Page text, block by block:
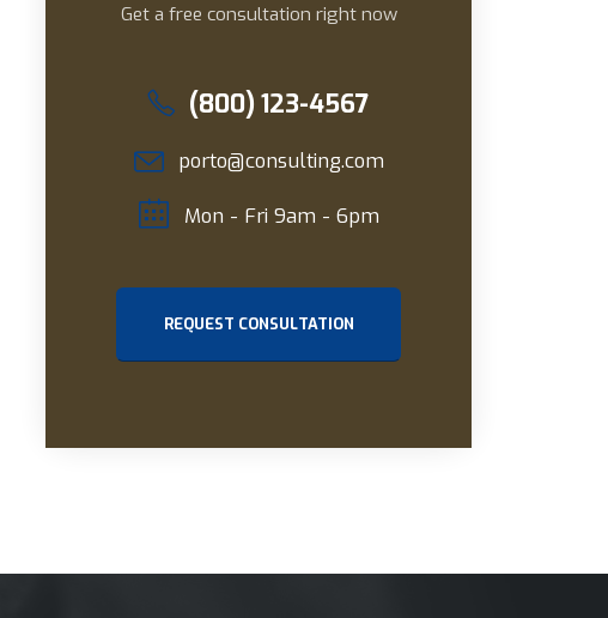
Get a free consultation right now
(800) 123-4567
porto@consulting.com
Mon - Fri 9am - 6pm
REQUEST CONSULTATION